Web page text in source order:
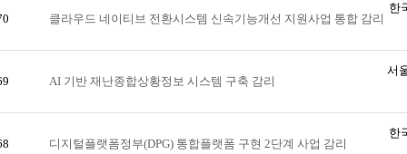
클라우드 네이티브 전환시스템 신속기능개선 지원사업 통합 감리
한
AI 기반 재난종합상황정보 시스템 구축 감리
서
디지털플랫폼정부(DPG) 통합플랫폼 구현 2단계 사업 감리
한